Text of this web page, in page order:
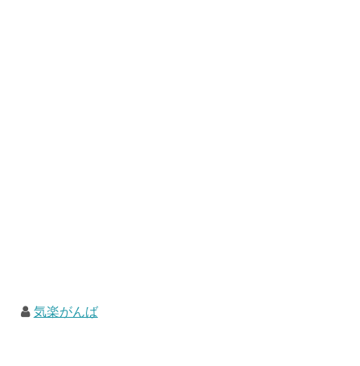
気楽がんば